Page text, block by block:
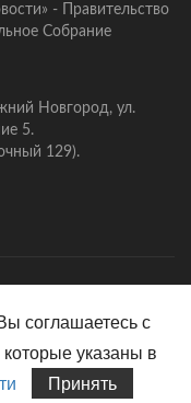
- Правительство
Собрание
Новгород, ул.
5.
129).
соглашаетесь с
указаны в
Принять